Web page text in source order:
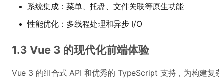
系统集成：菜单、托盘、文件关联等原生功能
性能优化：多线程处理和异步 I/O
1.3 Vue 3 的现代化前端体验
Vue 3 的组合式 API 和优秀的 TypeScript 支持，为构建